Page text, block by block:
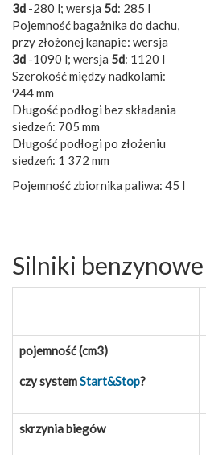
3d -280 l; wersja 5d: 285 l
Pojemność bagażnika do dachu,
przy złożonej kanapie: wersja
3d -1090 l; wersja 5d: 1120 l
Szerokość między nadkolami:
944 mm
Długość podłogi bez składania
siedzeń: 705 mm
Długość podłogi po złożeniu
siedzeń: 1 372 mm
Pojemność zbiornika paliwa: 45 l
Silniki
pojemność (cm3)
czy systemStart&Stop?
skrzynia biegów